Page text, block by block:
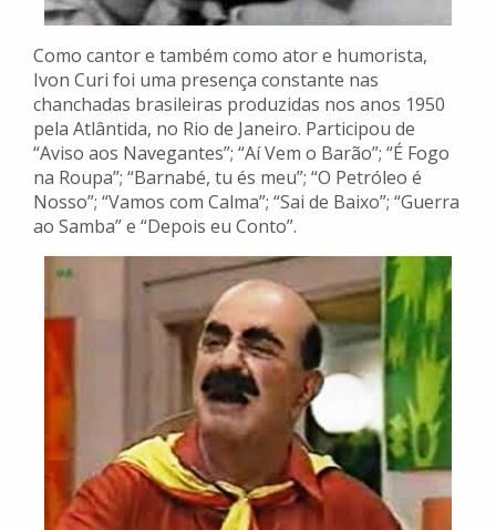
Como cantor e também como ator e humorista,
Ivon Curi foi uma presença constante nas
chanchadas brasileiras produzidas nos anos 1950
pela Atlântida, no Rio de Janeiro. Participou de
“Aviso aos Navegantes”; “Aí Vem o Barão”; “É Fogo
na Roupa”; “Barnabé, tu és meu”; “O Petróleo é
Nosso”; “Vamos com Calma”; “Sai de Baixo”; “Guerra
ao Samba” e “Depois eu Conto”.